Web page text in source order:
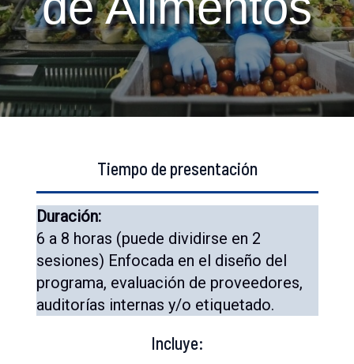
Tiempo de presentación
Duración:
6 a 8 horas (puede dividirse en 2
sesiones) Enfocada en el diseño del
programa, evaluación de proveedores,
auditorías internas y/o etiquetado.
Incluye: